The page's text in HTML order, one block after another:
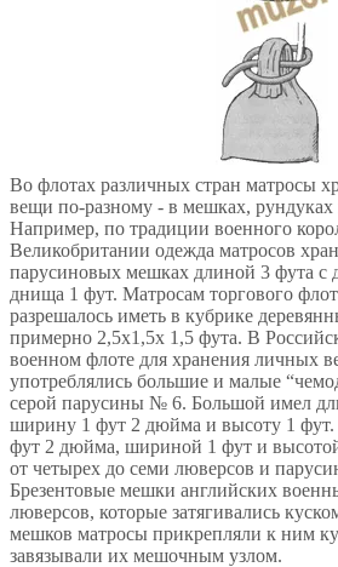
Во флотах различных стран матросы
вещи по-разному - в мешках, рундуках
Например, по традиции военного
Великобритании одежда матросов
парусиновых мешках длиной 3 фута с
днища 1 фут. Матросам торгового
разрешалось иметь в кубрике
примерно 2,5х1,5х 1,5 фута. В
военном флоте для хранения личных
употреблялись большие и малые
серой парусины № 6. Большой имел
ширину 1 фут 2 дюйма и высоту 1
фут 2 дюйма, шириной 1 фут и
от четырех до семи люверсов и
Брезентовые мешки английских
люверсов, которые затягивались
мешков матросы прикрепляли к ним
завязывали их мешочным узлом.